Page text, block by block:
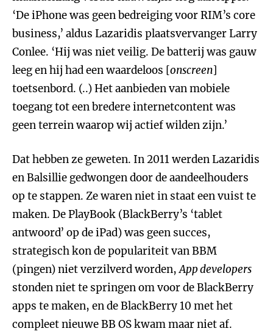
‘De iPhone was geen bedreiging voor RIM’s core
business,’ aldus Lazaridis plaatsvervanger Larry
Conlee. ‘Hij was niet veilig. De batterij was gauw
leeg en hij had een waardeloos [onscreen]
toetsenbord. (..) Het aanbieden van mobiele
toegang tot een bredere internetcontent was
geen terrein waarop wij actief wilden zijn.’
Dat hebben ze geweten. In 2011 werden Lazaridis
en Balsillie gedwongen door de aandeelhouders
op te stappen. Ze waren niet in staat een vuist te
maken. De PlayBook (BlackBerry’s ‘tablet
antwoord’ op de iPad) was geen succes,
strategisch kon de populariteit van BBM
(pingen) niet verzilverd worden,App developers
stonden niet te springen om voor de BlackBerry
apps te maken, en de BlackBerry 10 met het
compleet nieuwe BB OS kwam maar niet af.